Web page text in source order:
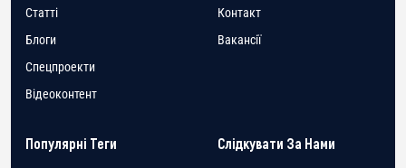
Статті
Блоги
Спецпроекти
Відеоконтент
Контакт
Вакансії
Популярні Теги Слідкувати За Нами